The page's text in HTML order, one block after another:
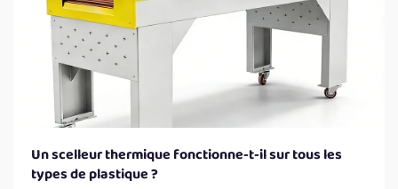
Un scelleur thermique fonctionne-t-il sur tous les
types de plastique ?